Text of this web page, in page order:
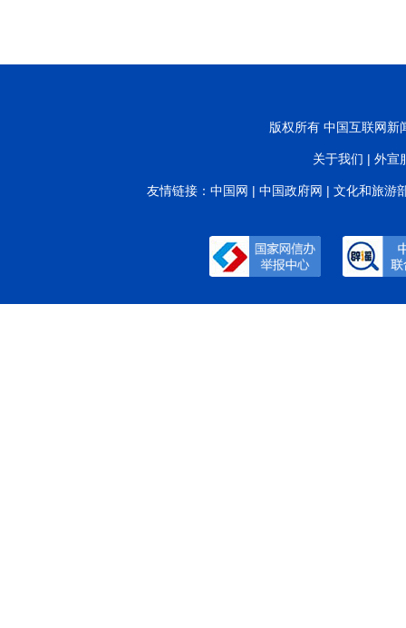
版权所有 中国互联网
关于我们 | 外宣
友情链接： 中国网 | 中国政府网 | 文化和旅游